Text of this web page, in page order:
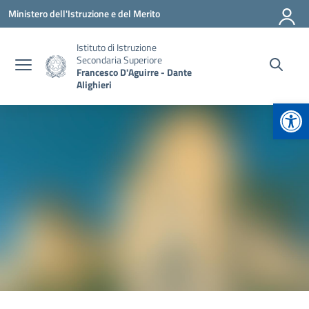
Vai ai contenuti
Vai al menu di navigazione
Vai al footer
Ministero dell'Istruzione e del Merito
Istituto di Istruzione
Secondaria Superiore
Francesco D'Aguirre - Dante
Alighieri